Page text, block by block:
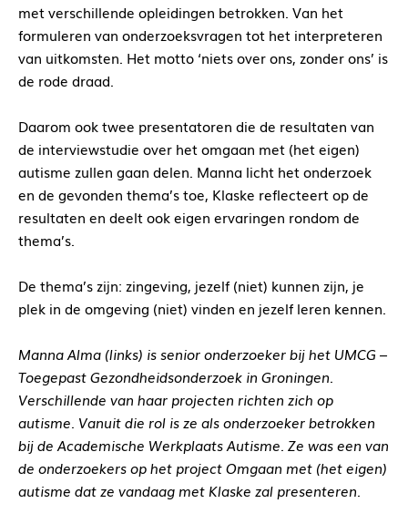
met verschillende opleidingen betrokken. Van het
formuleren van onderzoeksvragen tot het interpreteren
van uitkomsten. Het motto ‘niets over ons, zonder ons’ is
de rode draad.
Daarom ook twee presentatoren die de resultaten van
de interviewstudie over het omgaan met (het eigen)
autisme zullen gaan delen. Manna licht het onderzoek
en de gevonden thema’s toe, Klaske reflecteert op de
resultaten en deelt ook eigen ervaringen rondom de
thema’s.
De thema’s zijn: zingeving, jezelf (niet) kunnen zijn, je
plek in de omgeving (niet) vinden en jezelf leren kennen.
Manna Alma (links) is senior onderzoeker bij het UMCG –
Toegepast Gezondheidsonderzoek in Groningen.
Verschillende van haar projecten richten zich op
autisme. Vanuit die rol is ze als onderzoeker betrokken
bij de Academische Werkplaats Autisme. Ze was een van
de onderzoekers op het project Omgaan met (het eigen)
autisme dat ze vandaag met Klaske zal presenteren.